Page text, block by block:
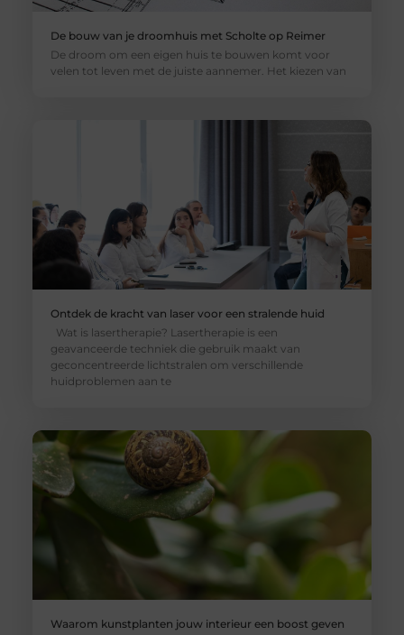
De bouw van je droomhuis met Scholte op Reimer
De droom om een eigen huis te bouwen komt voor
velen tot leven met de juiste aannemer. Het kiezen van
Ontdek de kracht van laser voor een stralende huid
Wat is lasertherapie? Lasertherapie is een
geavanceerde techniek die gebruik maakt van
geconcentreerde lichtstralen om verschillende
huidproblemen aan te
Waarom kunstplanten jouw interieur een boost geven